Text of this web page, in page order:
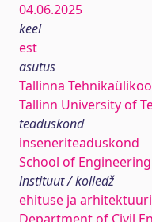
04.06.2025
keel
est
asutus
Tallinna
Tallinn University of
teaduskond
inseneriteaduskond
School of Engineering
instituut / kolledž
ehituse ja